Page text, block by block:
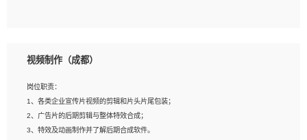
上；
3、想象力丰富, 有一定的艺术审美深度；
4、有良好的场景特效搭建功底；
5、熟悉 3Ds Max 或者 Maya；
6、有良好的沟通能力和团队合作意识；
视频制作（成都）
岗位职责：
1、各类企业宣传片视频的剪辑和片头片尾包装；
2、广告片的后期剪辑与整体特效合成；
3、特效及动画制作并了解后期合成软件。